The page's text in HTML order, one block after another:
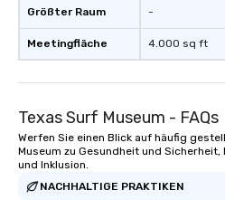
Größter Raum
Meetingfläche
-
4.000 sq ft
Texas Surf Museum - FAQs
Werfen Sie einen Blick auf häufig
Museum zu Gesundheit und
und Inklusion.
NACHHALTIGE PRAKTIKEN